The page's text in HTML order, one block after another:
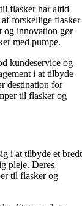
flasker har altid
forskellige flasker
og innovation gør
med pumpe.
kundeservice og
i at tilbyde
destination for
til flasker og
i at tilbyde et bredt
pleje. Deres
til flasker og